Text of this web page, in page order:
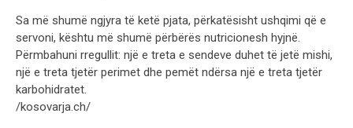
Sa më shumë ngjyra të ketë pjata, përkatësisht ushqimi që e
servoni, kështu më shumë përbërës nutricionesh hyjnë.
Përmbahuni rregullit: një e treta e sendeve duhet të jetë mishi,
një e treta tjetër perimet dhe pemët ndërsa një e treta tjetër
karbohidratet.
/kosovarja.ch/